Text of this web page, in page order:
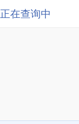
正在查询中